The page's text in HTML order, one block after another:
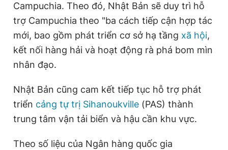
Campuchia. Theo đó, Nhật Bản sẽ duy trì hỗ
trợ Campuchia theo "ba cách tiếp cận hợp tác
mới, bao gồm phát triển cơ sở hạ tầng xã hội,
kết nối hàng hải và hoạt động rà phá bom mìn
nhân đạo.
Nhật Bản cũng cam kết tiếp tục hỗ trợ phát
triển cảng tự trị Sihanoukville (PAS) thành
trung tâm vận tải biển và hậu cần khu vực.
Theo số liệu của Ngân hàng quốc gia